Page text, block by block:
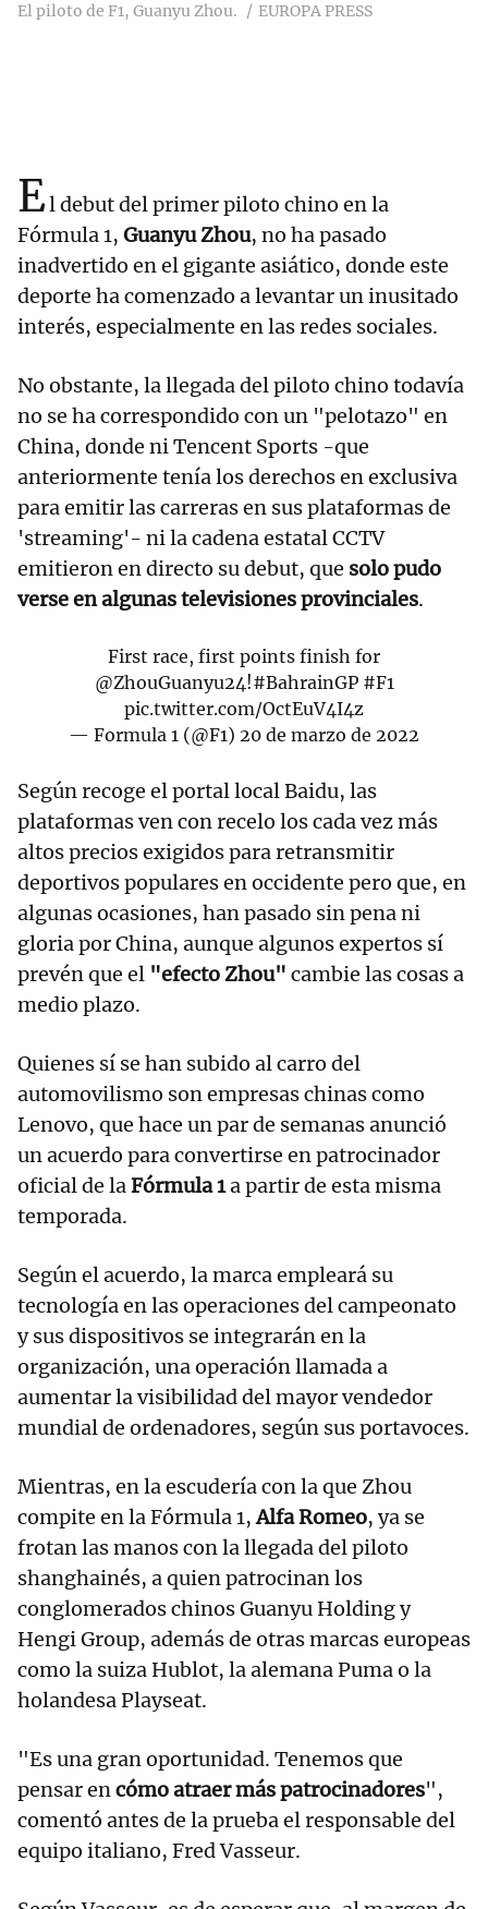
El piloto de F1, Guanyu Zhou. EUROPA PRESS
El debut del primer piloto chino en la
Fórmula 1, Guanyu Zhou, no ha pasado
inadvertido en el gigante asiático, donde este
deporte ha comenzado a levantar un inusitado
interés, especialmente en las redes sociales.
No obstante, la llegada del piloto chino todavía
no se ha correspondido con un "pelotazo" en
China, donde ni Tencent Sports -que
anteriormente tenía los derechos en exclusiva
para emitir las carreras en sus plataformas de
'streaming'- ni la cadena estatal CCTV
emitieron en directo su debut, que solo pudo
verse en algunas televisiones provinciales.
First race, first points finish for
@ZhouGuanyu24!#BahrainGP #F1
pic.twitter.com/OctEuV4I4z
— Formula 1 (@F1) 20 de marzo de 2022
Según recoge el portal local Baidu, las
plataformas ven con recelo los cada vez más
altos precios exigidos para retransmitir
deportivos populares en occidente pero que, en
algunas ocasiones, han pasado sin pena ni
gloria por China, aunque algunos expertos sí
prevén que el "efecto Zhou" cambie las cosas a
medio plazo.
Quienes sí se han subido al carro del
automovilismo son empresas chinas como
Lenovo, que hace un par de semanas anunció
un acuerdo para convertirse en patrocinador
oficial de laFórmula 1a partir de esta misma
temporada.
Según el acuerdo, la marca empleará su
tecnología en las operaciones del campeonato
y sus dispositivos se integrarán en la
organización, una operación llamada a
aumentar la visibilidad del mayor vendedor
mundial de ordenadores, según sus portavoces.
Mientras, en la escudería con la que Zhou
compite en la Fórmula 1,Alfa Romeo, ya se
frotan las manos con la llegada del piloto
shanghainés, a quien patrocinan los
conglomerados chinos Guanyu Holding y
Hengi Group, además de otras marcas europeas
como la suiza Hublot, la alemana Puma o la
holandesa Playseat.
"Es una gran oportunidad. Tenemos que
pensar encómo atraer más patrocinadores",
comentó antes de la prueba el responsable del
equipo italiano, Fred Vasseur.